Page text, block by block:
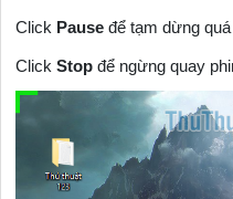
Click Pause để tạm dừng
ClickStop để ngừng quay